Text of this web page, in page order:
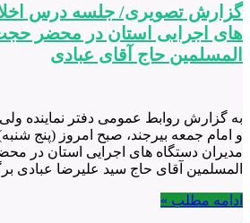
گزارش تصویری/ جلسه درس
های اجرایی استان در محضر
المسلمین حاج آقای عبادی
به گزارش روابط عمومی دفتر نماینده
و امام جمعه بیرجند، صبح امروز (پنج
مدیران دستگاه های اجرایی استان در
المسلمین آقای حاج سید علیرضا عبادی
ادامه مطلب »